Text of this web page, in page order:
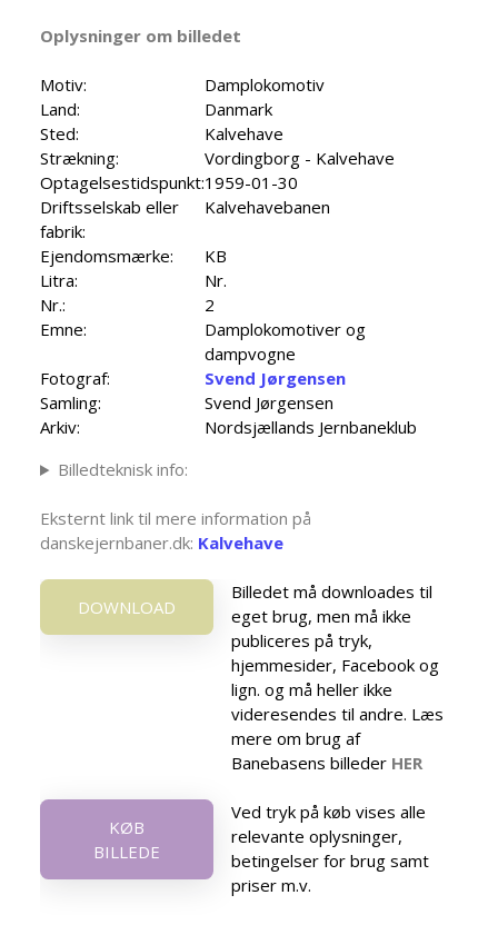
Oplysninger om billedet
Motiv:
Damplokomotiv
Land:
Danmark
Sted:
Kalvehave
Strækning:
Vordingborg - Kalvehave
Optagelsestidspunkt:1959-01-30
Driftsselskab eller
fabrik:
Kalvehavebanen
Ejendomsmærke:
KB
Litra:
Nr.
Nr.:
2
Emne:
Damplokomotiver og
dampvogne
Fotograf:
Svend Jørgensen
Samling:
Svend Jørgensen
Arkiv:
Nordsjællands Jernbaneklub
Billedteknisk info:
Eksternt link til mere information på
danskejernbaner.dk: Kalvehave
DOWNLOAD
Billedet må downloades til
eget brug, men må ikke
publiceres på tryk,
hjemmesider, Facebook og
lign. og må heller ikke
videresendes til andre. Læs
mere om brug af
Banebasens billeder HER
KØB
BILLEDE
Ved tryk på køb vises alle
relevante oplysninger,
betingelser for brug samt
priser m.v.